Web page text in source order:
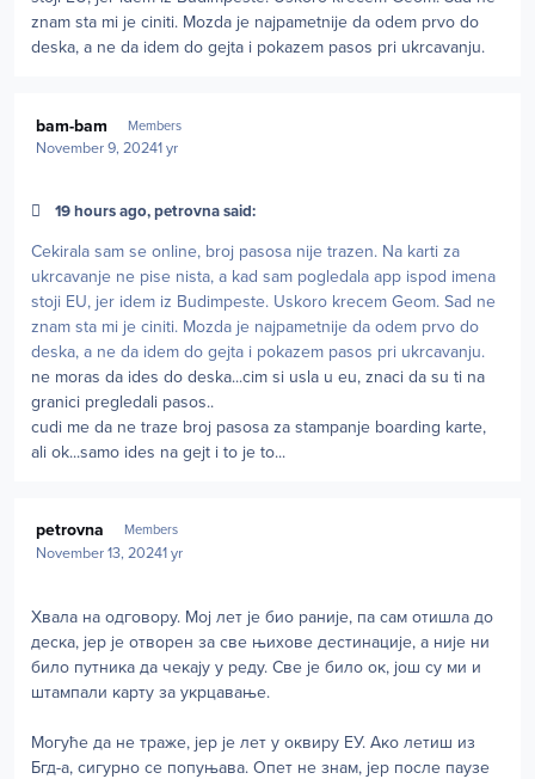
znam sta mi je ciniti. Mozda je najpametnije da odem prvo do
deska, a ne da idem do gejta i pokazem pasos pri ukrcavanju.
bam-bam Members
November 9, 20241 yr
19 hours ago, petrovna said:
Cekirala sam se online, broj pasosa nije trazen. Na karti za
ukrcavanje ne pise nista, a kad sam pogledala app ispod imena
stoji EU, jer idem iz Budimpeste. Uskoro krecem Geom. Sad ne
znam sta mi je ciniti. Mozda je najpametnije da odem prvo do
deska, a ne da idem do gejta i pokazem pasos pri ukrcavanju.
ne moras da ides do deska...cim si usla u eu, znaci da su ti na
granici pregledali pasos..
cudi me da ne traze broj pasosa za stampanje boarding karte,
ali ok...samo ides na gejt i to je to...
petrovna Members
November 13, 20241 yr
Хвала на одговору. Мој лет је био раније, па сам отишла до
деска, јер је отворен за све њихове дестинације, а није ни
било путника да чекају у реду. Све је било ок, још су ми и
штампали карту за укрцавање.
Могуће да не траже, јер је лет у оквиру ЕУ. Ако летиш из
Бгд-а, сигурно се попуњава. Опет не знам, јер после паузе